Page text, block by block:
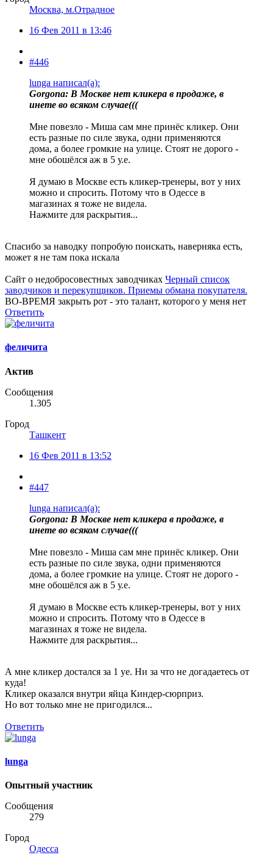
Москва, м.Отрадное
16 Фев 2011 в 13:46
#446
lunga написал(а):
Gorgona: В Москве нет кликера в продаже, в
инете во всяком случае(((
Мне повезло - Миша сам мне принёс кликер. Они
есть разные по силе звука, одни применяются
дома, а более громкие на улице. Стоят не дорого -
мне обошёлся аж в 5 у.е.
Я думаю в Москве есть кликер-тренеры, вот у них
можно и спросить. Потому что в Одессе в
магазинах я тоже не видела.
Нажмите для раскрытия...
Спасибо за наводку попробую поискать, наверняка есть,
может я не там пока искала
Сайт о недобросовестных заводчиках Черный список
заводчиков и перекупщиков. Приемы обмана покупателя.
ВО-ВРЕМЯ закрыть рот - это талант, которого у меня нет
Ответить
феличита
Актив
Сообщения
1.305
Город
Ташкент
16 Фев 2011 в 13:52
#447
lunga написал(а):
Gorgona: В Москве нет кликера в продаже, в
инете во всяком случае(((
Мне повезло - Миша сам мне принёс кликер. Они
есть разные по силе звука, одни применяются
дома, а более громкие на улице. Стоят не дорого -
мне обошёлся аж в 5 у.е.
Я думаю в Москве есть кликер-тренеры, вот у них
можно и спросить. Потому что в Одессе в
магазинах я тоже не видела.
Нажмите для раскрытия...
А мне кликер достался за 1 уе. Ни за что не догадаетесь от
куда!
Кликер оказался внутри яйца Киндер-сюрприз.
Но вот только мне не пригодился...
Ответить
lunga
Опытный участник
Сообщения
279
Город
Одесса